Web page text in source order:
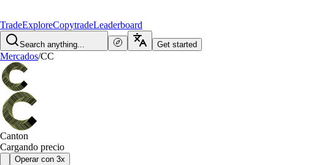
TradeExploreCopytradeLeaderboard
Search anything... Get started
Mercados/CC
Canton
Cargando precio
Operar con 3x